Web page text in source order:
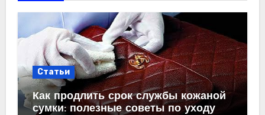
Статьи
Как продлить срок службы кожаной
сумки: полезные советы по уходу